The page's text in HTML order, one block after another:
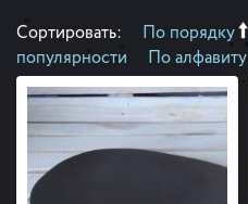
Сортировать: По порядку
популярности
По алфавиту